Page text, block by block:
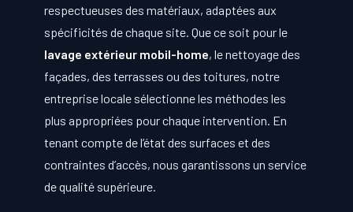
respectueuses des matériaux, adaptées aux
spécificités de chaque site. Que ce soit pour le
lavage extérieur mobil-home, le nettoyage des
façades, des terrasses ou des toitures, notre
entreprise locale sélectionne les méthodes les
plus appropriées pour chaque intervention. En
tenant compte de l’état des surfaces et des
contraintes d’accès, nous garantissons un service
de qualité supérieure.